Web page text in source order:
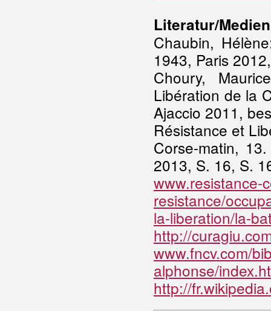
Literatur/Medien
Chaubin,
1943, Paris
Choury,
Libération de la
Ajaccio 2011,
Résistance et
Corse-matin,
2013, S. 16, S.
www.resistance-
resistance/
la-liberation/la-
http://
www.fncv.com/
alphonse/
http://